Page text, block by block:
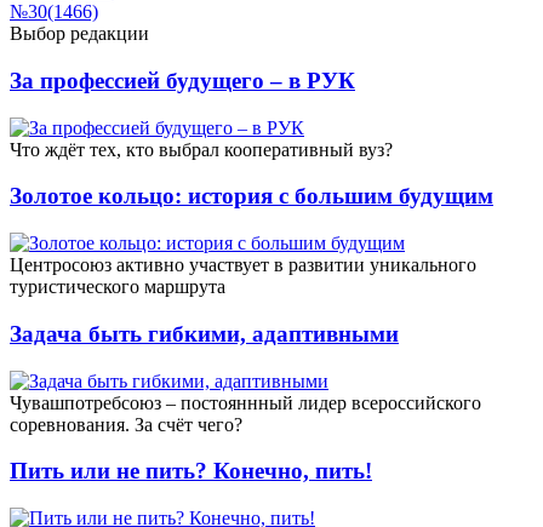
№30(1466)
Выбор редакции
За профессией будущего – в РУК
Что ждёт тех, кто выбрал кооперативный вуз?
Золотое кольцо: история с большим будущим
Центросоюз активно участвует в развитии уникального
туристического маршрута
Задача быть гибкими, адаптивными
Чувашпотребсоюз – постояннный лидер всероссийского
соревнования. За счёт чего?
Пить или не пить? Конечно, пить!